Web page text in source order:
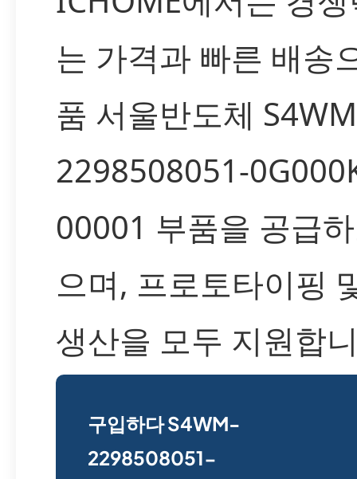
는 가격과 빠른 배송
품 서울반도체
2298508051-
00001 부품을 공급
으며, 프로토타이핑
생산을 모두 지원합
구입하다 S4WM-
2298508051-